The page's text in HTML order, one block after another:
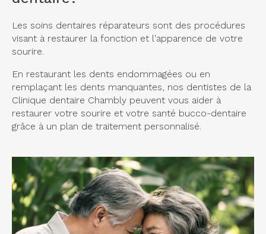
Les soins dentaires réparateurs sont des procédures
visant à restaurer la fonction et l'apparence de votre
sourire.
En restaurant les dents endommagées ou en
remplaçant les dents manquantes, nos dentistes de la
Clinique dentaire Chambly peuvent vous aider à
restaurer votre sourire et votre santé bucco-dentaire
grâce à un plan de traitement personnalisé.